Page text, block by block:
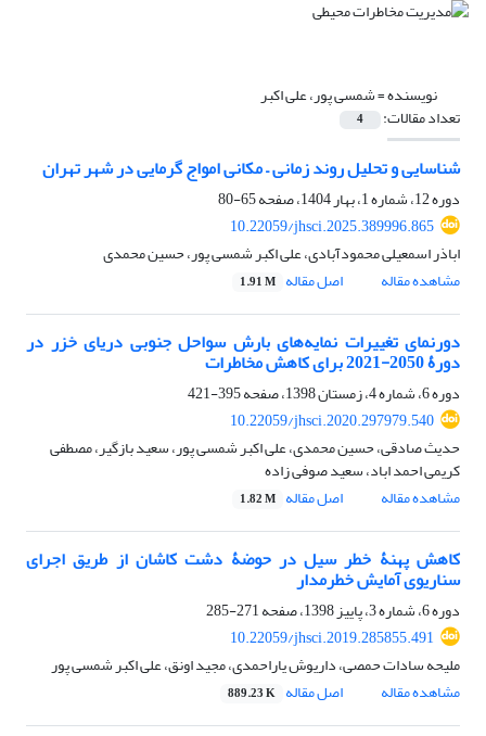
نویسنده =شمسی پور، علی اکبر
تعداد مقالات: 4
شناسایی و تحلیل روند زمانی – مکانی امواج گرمایی در شهر تهران
دوره 12، شماره 1، بهار 1404، صفحه
65-80
10.22059/jhsci.2025.389996.865
اباذر اسمعیلی محمودآبادی، علی اکبر شمسی پور، حسین محمدی
مشاهده مقاله
اصل مقاله 1.91 M
دورنمای تغییرات نمایه‌های بارش سواحل جنوبی دریای خزر در
دورۀ 2050-2021 برای کاهش مخاطرات
دوره 6، شماره 4، زمستان 1398، صفحه
395-421
10.22059/jhsci.2020.297979.540
حدیث صادقی، حسین محمدی، علی اکبر شمسی پور، سعید بازگیر، مصطفی
کریمی احمد اباد، سعید صوفی زاده
مشاهده مقاله
اصل مقاله 1.82 M
کاهش پهنۀ خطر سیل در حوضۀ دشت کاشان از طریق اجرای
سناریوی آمایش خطرمدار
دوره 6، شماره 3، پاییز 1398، صفحه
271-285
10.22059/jhsci.2019.285855.491
ملیحه سادات حمصی، داریوش یاراحمدی، مجید اونق، علی اکبر شمسی پور
مشاهده مقاله
اصل مقاله 889.23 K